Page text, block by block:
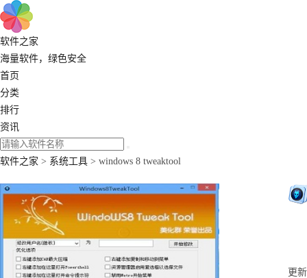
软件之家
海量软件，绿色安全
首页
分类
排行
资讯
软件之家 > 系统工具 > windows 8 tweaktool
更